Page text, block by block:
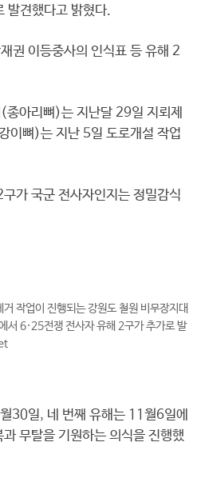
발견했다고 밝혔다.
권 이등중사의 인식표 등 유해 2
아리뼈)는 지난달 29일 지뢰제
이뼈)는 지난 5일 도로개설 작업
가 국군 전사자인지는 정밀감식
작업이 진행되는 강원도 철원 비무장지대
6·25전쟁 전사자 유해 2구가 추가로 발
30일, 네 번째 유해는 11월6일에
무탈을 기원하는 의식을 진행했